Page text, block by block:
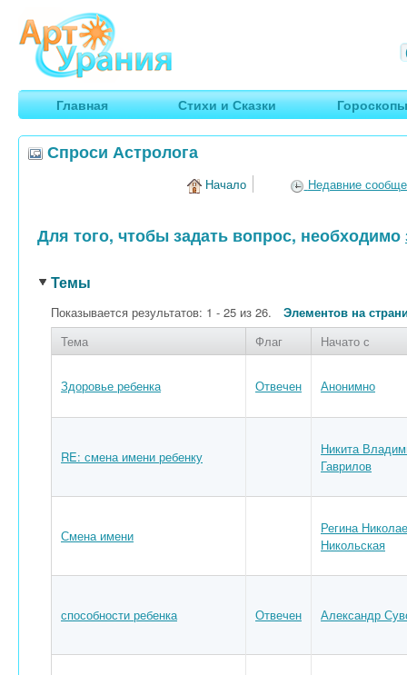
АртУрания
Умные гороскопы, творчество, путешествия
Главная Стихи и Сказки Гороскопы
Спроси Астролога
Начало Недавние
Для того, чтобы задать вопрос, необходимо
Темы
Показывается результатов: 1 - 25 из 26.
Элементов на
Тема
Флаг Начато с
Здоровье ребенка Отвечен Анонимно
RE: смена имени ребенку
Никита
Гаврилов
Смена имени
Регина
Никольская
способности ребенка Отвечен Александр